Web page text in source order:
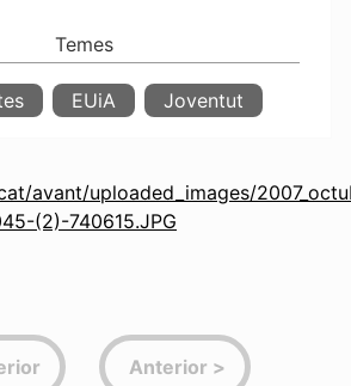
EUiA Joventut
avant/uploaded_images/
(2)-740615.JPG